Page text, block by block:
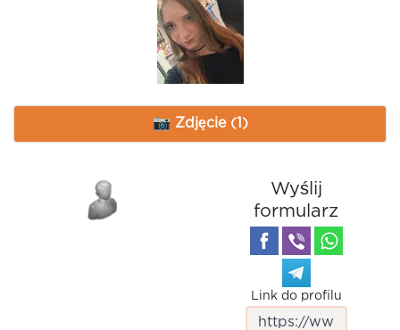
📷 Zdjęcie (1)
Wyślij
formularz
Link do profilu